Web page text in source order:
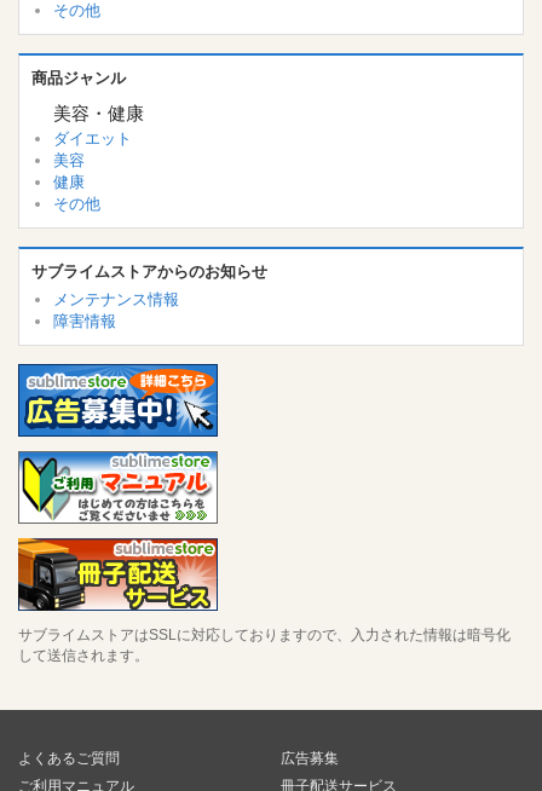
その他
商品ジャンル
美容・健康
ダイエット
美容
健康
その他
サブライムストアからのお知らせ
メンテナンス情報
障害情報
サブライムストアはSSLに対応しておりますので、入力された情報は暗号化
して送信されます。
よくあるご質問
ご利用マニュアル
広告募集
冊子配送サービス